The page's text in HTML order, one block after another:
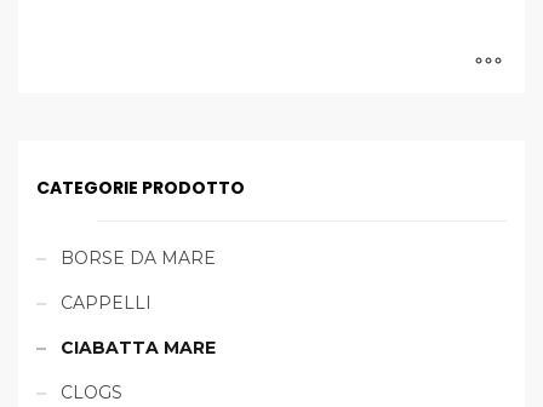
CATEGORIE PRODOTTO
BORSE DA MARE
CAPPELLI
CIABATTA MARE
CLOGS